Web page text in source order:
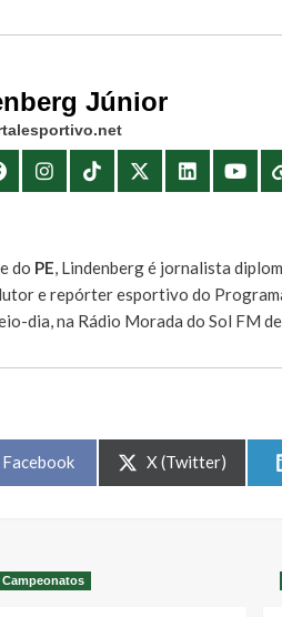
Júnior
e do PE, Lindenberg é jornalista
e repórter esportivo do
dia, na Rádio Morada do Sol FM
Share
Facebook
Share
X (Twitter)
Campeonatos